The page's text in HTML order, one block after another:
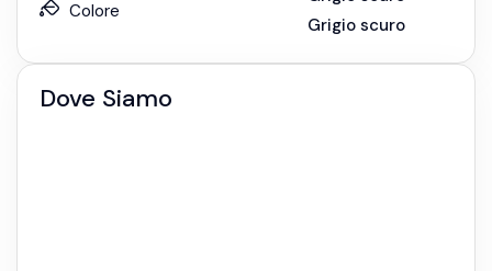
Colore
Grigio scuro
Dove Siamo